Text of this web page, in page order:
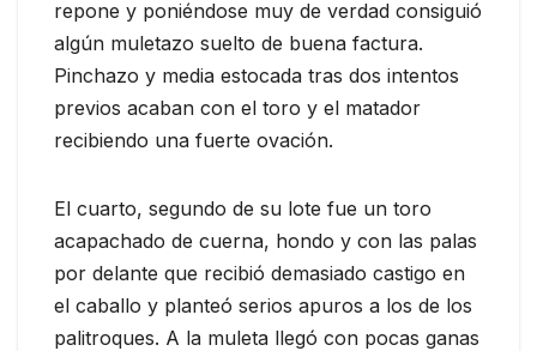
repone y poniéndose muy de verdad consiguió
algún muletazo suelto de buena factura.
Pinchazo y media estocada tras dos intentos
previos acaban con el toro y el matador
recibiendo una fuerte ovación.
El cuarto, segundo de su lote fue un toro
acapachado de cuerna, hondo y con las palas
por delante que recibió demasiado castigo en
el caballo y planteó serios apuros a los de los
palitroques. A la muleta llegó con pocas ganas